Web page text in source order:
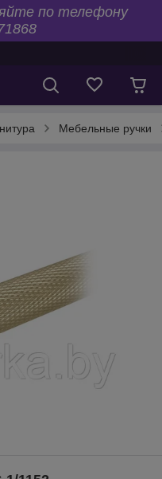
по телефону
Мебельные ручки